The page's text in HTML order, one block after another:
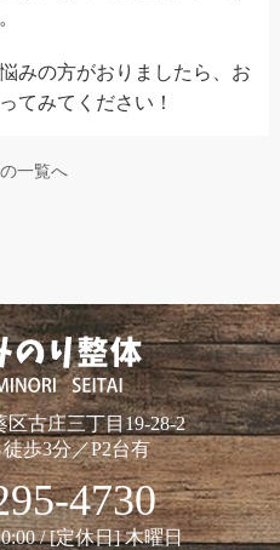
みの方がおりましたら、お
てみてください！
一覧へ
区古庄三丁目19-28-2
歩3分／P2台有
4730
/ [定休日] 木曜日